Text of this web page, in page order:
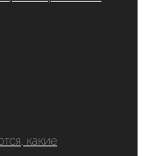
какие